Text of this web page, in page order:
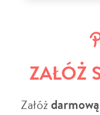
ZAŁÓŻ
Załóż